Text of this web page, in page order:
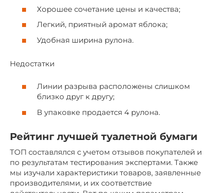
Хорошее сочетание цены и качества;
Легкий, приятный аромат яблока;
Удобная ширина рулона.
Недостатки
Линии разрыва расположены слишком
близко друг к другу;
В упаковке продается 4 рулона.
Рейтинг лучшей туалетной бумаги
ТОП составлялся с учетом отзывов покупателей и
по результатам тестирования экспертами. Также
мы изучали характеристики товаров, заявленные
производителями, и их соответствие